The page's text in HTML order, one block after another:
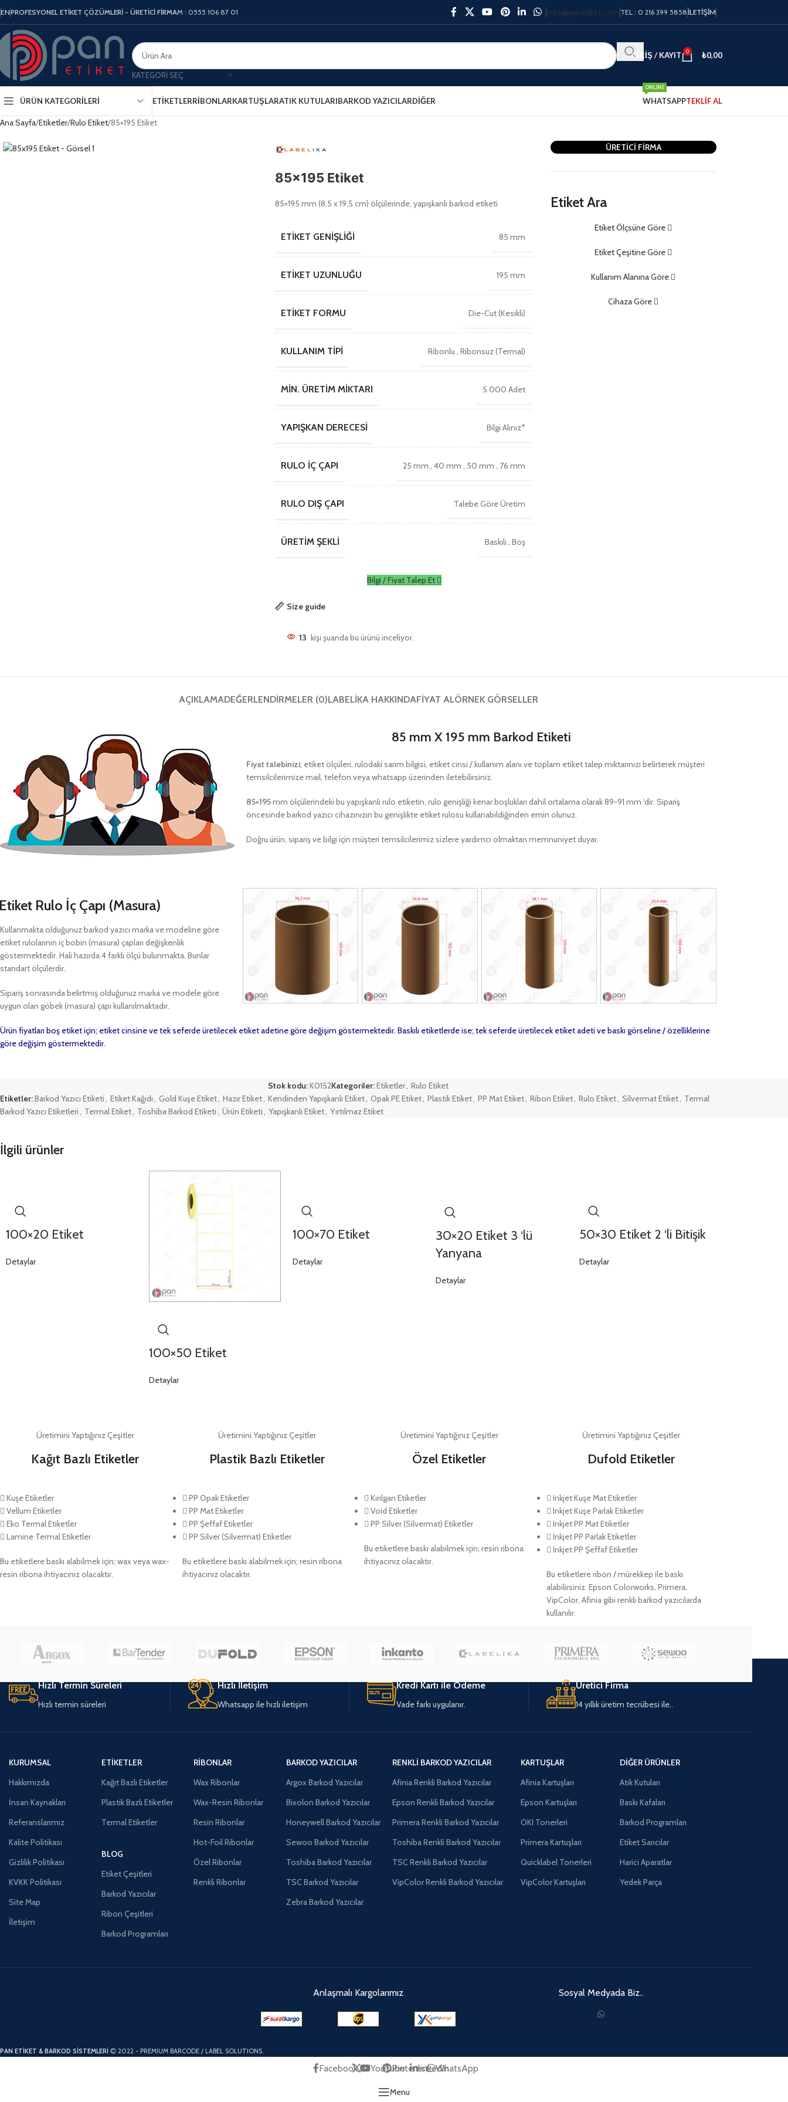
ENPROFESYONEL ETİKET ÇÖZÜMLERİ - ÜRETİCİ FİRMAM : 0555 106 87 01 info@panetiket.com TEL : 0 216 399 5858 İLETIŞIM
KATEGORI SEÇ
GIRIŞ / KAYIT 0 ₺0,00
ÜRÜN KATEGORILERI ETIKETLERRIBONLARKARTUŞLARATIK KUTULARIBARKOD YAZICILARDIĞER WHATSAPP
ONLINE
TEKLİF AL
Ana Sayfa Etiketler Rulo Etiket 85×195 Etiket
85×195 Etiket
85×195 mm (8,5 x 19,5 cm) ölçülerinde, yapışkanlı barkod etiketi
ETIKET GENIŞLIĞI 85 mm
ETIKET UZUNLUĞU 195 mm
ETIKET FORMU Die-Cut (Kesikli)
KULLANIM TIPI Ribonlu ,Ribonsuz (Termal)
MIN. ÜRETIM MIKTARI 5.000 Adet
YAPIŞKAN DERECESI Bilgi Alınız*
RULO İÇ ÇAPI 25 mm ,40 mm , 50 mm , 76 mm
RULO DIŞ ÇAPI Talebe Göre Üretim
ÜRETIM ŞEKLI Baskılı ,Boş
Bilgi / Fiyat Talep Et
Size guide
13 kişi şuanda bu ürünü inceliyor.
ÜRETİCİ FİRMA
Etiket Ara
Etiket Ölçsüne Göre
Etiket Çeşitine Göre
Kullanım Alanına Göre
Cihaza Göre
AÇIKLAMADEĞERLENDIRMELER (0)LABELIKA HAKKINDAFIYAT ALÖRNEK GÖRSELLER
85 mm X 195 mm Barkod Etiketi
Fiyat talebinizi; etiket ölçüleri, rulodaki sarım bilgisi, etiket cinsi / kullanım alanı ve toplam etiket talep miktarınızı belirterek müşteri
temsilcilerimize mail, telefon veya whatsapp üzerinden iletebilirsiniz.
85×195mm ölçülerindeki bu yapışkanlı rulo etiketin, rulo genişliği kenar boşlukları dahil ortalama olarak 89-91 mm ‘dir. Sipariş
öncesinde barkod yazıcı cihazınızın bu genişlikte etiket rulosu kullanabildiğinden emin olunuz.
Doğru ürün, sipariş ve bilgi için müşteri temsilcilerimiz sizlere yardımcı olmaktan memnuniyet duyar.
Rulo İç Çapı (Masura)
Kullanmakta olduğunuz barkod yazıcı marka ve modeline göre
etiket rulolarının iç bobin (masura) çapları değişkenlik
göstermektedir. Hali hazırda 4 farklı ölçü bulunmakta. Bunlar
standart ölçülerdir.
Sipariş sonrasında belirtmiş olduğunuz marka ve modele göre
uygun olan göbek (masura) çapı kullanılmaktadır.
Ürün fiyatları boş etiket için; etiket cinsine ve tek seferde üretilecek etiket adetine göre değişim göstermektedir. Baskılı etiketlerde ise; tek seferde üretilecek etiket adeti ve baskı görseline / özelliklerine
göre değişim göstermektedir.
Stok kodu:K0152Kategoriler:Etiketler, Rulo Etiket
Etiketler:Barkod Yazıcı Etiketi, Etiket Kağıdı, Gold Kuşe Etiket, Hazır Etiket, Kendinden Yapışkanlı Etiket, Opak PE Etiket, Plastik Etiket, PP Mat Etiket, Ribon Etiket, Rulo Etiket, Silvermat Etiket, Termal
Barkod Yazıcı Etiketleri, Termal Etiket, Toshiba Barkod Etiketi, Ürün Etiketi, Yapışkanlı Etiket, Yırtılmaz Etiket
İlgili ürünler
100×20 Etiket
Detaylar
100×50 Etiket
Detaylar
100×70 Etiket
Detaylar
30×20 Etiket 3 ‘lü
Yanyana
Detaylar
50×30 Etiket 2 ‘li Bitişik
Detaylar
Üretimini Yaptığınız Çeşitler
Kağıt Bazlı Etiketler
Kuşe Etiketler
Vellum Etiketler
Eko Termal Etiketler
Lamine Termal Etiketler
Bu etiketlere baskı alabilmek için; wax veya wax-
resin ribona ihtiyacınız olacaktır.
Üretimini Yaptığınız Çeşitler
Plastik Bazlı Etiketler
PP Opak Etiketler
PP Mat Etiketler
PP Şeffaf Etiketler
PP Silver (Silvermat) Etiketler
Bu etiketlere baskı alabilmek için; resin ribona
ihtiyacınız olacaktır.
Üretimini Yaptığınız Çeşitler
Özel Etiketler
Kırılgan Etiketler
Void Etiketler
PP Silver (Silvermat) Etiketler
Bu etiketlere baskı alabilmek için; resin ribona
ihtiyacınız olacaktır.
Üretimini Yaptığınız Çeşitler
Dufold Etiketler
Inkjet Kuşe Mat Etiketler
Inkjet Kuşe Parlak Etiketler
Inkjet PP Mat Etiketler
Inkjet PP Parlak Etiketler
Inkjet PP Şeffaf Etiketler
Bu etiketlere ribon / mürekkep ile baskı
alabilirsiniz. Epson Colorworks, Primera,
VipColor, Afinia gibi renkli barkod yazıcılarda
kullanılır.
Hızlı Termin Süreleri
Hızlı termin süreleri
Hızlı İletişim
Whatsapp ile hızlı iletişim
Kredi Kartı ile Ödeme
Vade farkı uygulanır.
Üretici Firma
14 yıllık üretim tecrübesi ile..
KURUMSAL
Hakkımızda
İnsan Kaynakları
Referanslarımız
Kalite Politikası
Gizlilik Politikası
KVKK Politikası
Site Map
İletişim
ETIKETLER
Kağıt Bazlı Etiketler
Plastik Bazlı Etiketler
Termal Etiketler
BLOG
Etiket Çeşitleri
Barkod Yazıcılar
Ribon Çeşitleri
Barkod Programları
RIBONLAR
Wax Ribonlar
Wax-Resin Ribonlar
Resin Ribonlar
Hot-Foil Ribonlar
Özel Ribonlar
Renkli Ribonlar
BARKOD YAZICILAR
Argox Barkod Yazıcılar
Bixolon Barkod Yazıcılar
Honeywell Barkod Yazıcılar
Sewoo Barkod Yazıcılar
Toshiba Barkod Yazıcılar
TSC Barkod Yazıcılar
Zebra Barkod Yazıcılar
RENKLI BARKOD YAZICILAR
Afinia Renkli Barkod Yazıcılar
Epson Renkli Barkod Yazıcılar
Primera Renkli Barkod Yazıcılar
Toshiba Renkli Barkod Yazıcılar
TSC Renkli Barkod Yazıcılar
VipColor Renkli Barkod Yazıcılar
KARTUŞLAR
Afinia Kartuşları
Epson Kartuşları
OKI Tonerleri
Primera Kartuşları
Quicklabel Tonerleri
VipColor Kartuşları
DIĞER ÜRÜNLER
Atık Kutuları
Baskı Kafaları
Barkod Programları
Etiket Sarıcılar
Harici Aparatlar
Yedek Parça
Anlaşmalı Kargolarımız Sosyal Medyada Biz..
PAN ETİKET & BARKOD SİSTEMLERİ 2022 - PREMIUM BARCODE / LABEL SOLUTIONS.
Facebook X YouTubePinterestlinkedinWhatsApp
Menu